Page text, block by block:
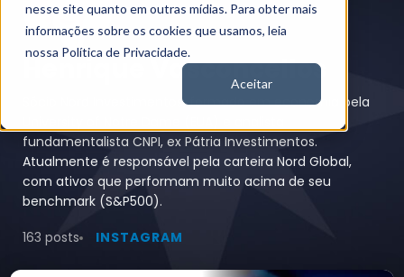
nesse site quanto em outras mídias. Para obter mais
informações sobre os cookies que usamos, leia
nossa Política de Privacidade.
Aceitar
Henrique Vasconcellos
Sócio Nord Investimentos, formado em economia pela
fundamentalista CNPI, ex Pátria Investimentos.
Atualmente é responsável pela carteira Nord Global,
com ativos que performam muito acima de seu
benchmark (S&P500).
163 posts
INSTAGRAM